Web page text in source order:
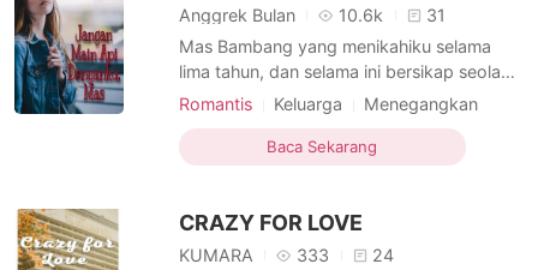
Anggrek Bulan 10.6k
31
Mas Bambang yang menikahiku selama
lima tahun, dan selama ini bersikap seolah
suami yang setia, ternyata tukang
aku akan tetap main cantik hingga bisa
memiskinkan dan membuatmu menyesal
Romantis Keluarga
Menegangkan
Modern
Pengkhianatan
Hubungan yang gagal
Pasangan
Baca Sekarang
CRAZY FOR LOVE
KUMARA 333
24